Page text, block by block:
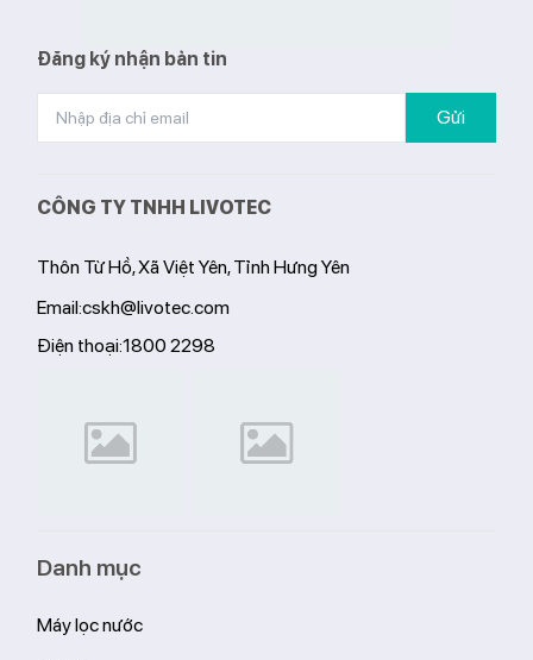
Đăng ký nhận bản tin
Gửi
CÔNG TY TNHH LIVOTEC
Thôn Từ Hồ, Xã Việt Yên, Tỉnh Hưng Yên
Email:cskh@livotec.com
Điện thoại:1800 2298
Danh mục
Máy lọc nước